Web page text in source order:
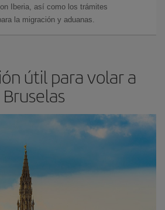
Iberia, así como los trámites
la migración y aduanas.
útil para volar a
Bruselas